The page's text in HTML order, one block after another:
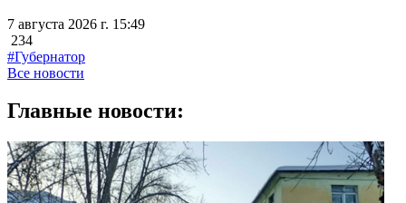
7 августа 2026 г. 15:49
234
#Губернатор
Все новости
Главные новости: